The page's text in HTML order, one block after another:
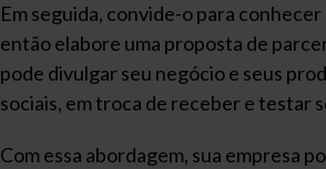
Em seguida, convide-o para
então elabore uma proposta de
pode divulgar seu negócio e seus
sociais, em troca de receber e testar
Com essa abordagem, sua empresa